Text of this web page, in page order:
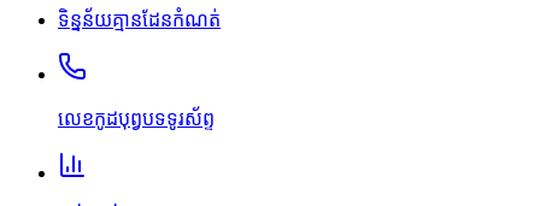
ទិន្នន័យគ្មានដែនកំណត់
លេខកូដបុព្វបទទូរស័ព្ទ